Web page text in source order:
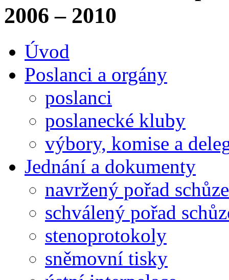
2006 – 2010
Úvod
Poslanci a orgány
poslanci
poslanecké kluby
výbory, komise a
Jednání a dokumenty
navržený pořad schůze
schválený pořad
stenoprotokoly
sněmovní tisky